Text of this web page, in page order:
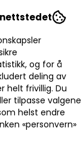
og for å
deling av
helt frivillig. Du
tilpasse valgene
helst endre
«personvern»